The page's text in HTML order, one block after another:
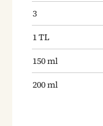
3
1TL
150ml
200ml